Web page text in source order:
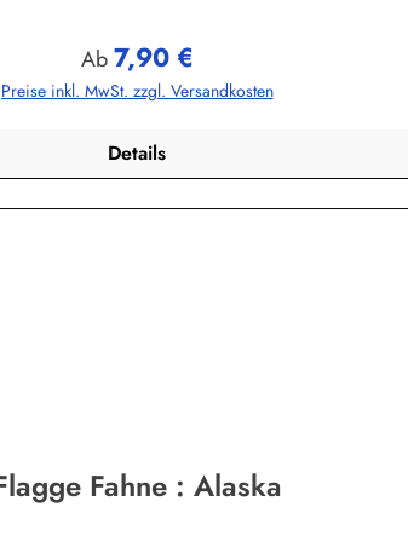
Regulärer Preis:
Ab7,90 €
Preise inkl. MwSt. zzgl. Versandkosten
Details
Fahne : Alaska